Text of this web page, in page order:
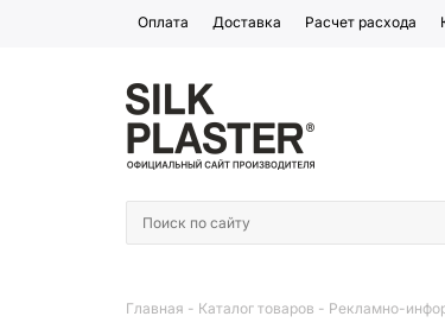
Оплата Доставка Расчет расхода
Главная - Каталог товаров - Рекламно-